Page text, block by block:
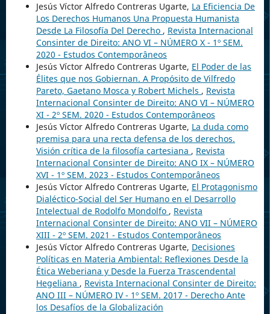
Jesús Víctor Alfredo Contreras Ugarte, La Eficiencia De
Los Derechos Humanos Una Propuesta Humanista
Desde La Filosofía Del Derecho , Revista Internacional
Consinter de Direito: ANO VI – NÚMERO X - 1º SEM.
2020 - Estudos Contemporâneos
Jesús Víctor Alfredo Contreras Ugarte, El Poder de las
Élites que nos Gobiernan. A Propósito de Vilfredo
Pareto, Gaetano Mosca y Robert Michels , Revista
Internacional Consinter de Direito: ANO VI – NÚMERO
XI - 2º SEM. 2020 - Estudos Contemporâneos
Jesús Víctor Alfredo Contreras Ugarte, La duda como
premisa para una recta defensa de los derechos.
Visión crítica de la filosofía cartesiana , Revista
Internacional Consinter de Direito: ANO IX – NÚMERO
XVI - 1º SEM. 2023 - Estudos Contemporâneos
Jesús Víctor Alfredo Contreras Ugarte, El Protagonismo
Dialéctico-Social del Ser Humano en el Desarrollo
Intelectual de Rodolfo Mondolfo , Revista
Internacional Consinter de Direito: ANO VII – NÚMERO
XIII - 2º SEM. 2021 - Estudos Contemporâneos
Jesús Víctor Alfredo Contreras Ugarte, Decisiones
Políticas en Materia Ambiental: Reflexiones Desde la
Ética Weberiana y Desde la Fuerza Trascendental
Hegeliana , Revista Internacional Consinter de Direito:
ANO III – NÚMERO IV - 1º SEM. 2017 - Derecho Ante
los Desafíos de la Globalización